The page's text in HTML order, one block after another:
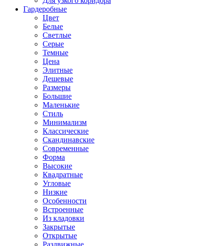
Гардеробные
Цвет
Белые
Светлые
Серые
Темные
Цена
Элитные
Дешевые
Размеры
Большие
Маленькие
Стиль
Минимализм
Классические
Скандинавские
Современные
Форма
Высокие
Квадратные
Угловые
Низкие
Особенности
Встроенные
Из кладовки
Закрытые
Открытые
Раздвижные